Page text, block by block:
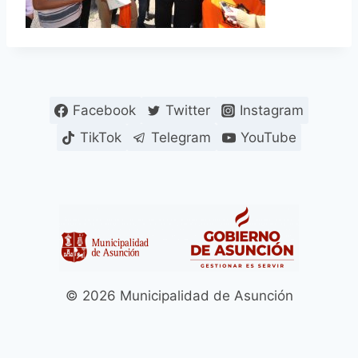
Facebook Twitter
Instagram
TikTok
Telegram YouTube
© 2026 Municipalidad de Asunción